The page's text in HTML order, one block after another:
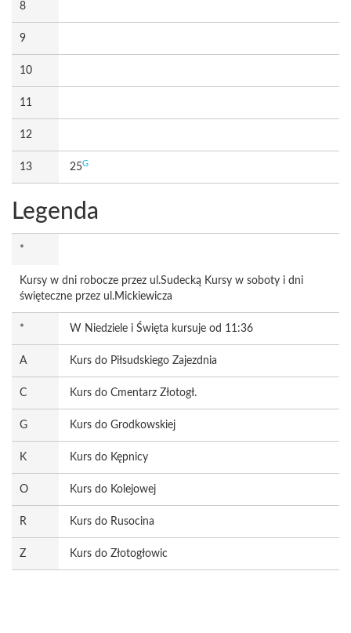
8
9
10
11
12
13 25G
Legenda
*
Kursy w dni robocze przez ul.Sudecką Kursy w soboty i dni
święteczne przez ul.Mickiewicza
* W Niedziele i Święta kursuje od 11:36
A Kurs do Piłsudskiego Zajezdnia
C Kurs do Cmentarz Złotogł.
G Kurs do Grodkowskiej
K Kurs do Kępnicy
O Kurs do Kolejowej
R Kurs do Rusocina
Z Kurs do Złotogłowic